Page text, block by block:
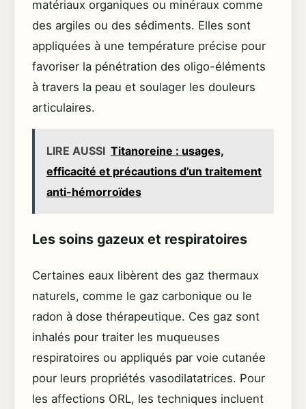
matériaux organiques ou minéraux comme
des argiles ou des sédiments. Elles sont
appliquées à une température précise pour
favoriser la pénétration des oligo-éléments
à travers la peau et soulager les douleurs
articulaires.
LIRE AUSSI Titanoreine : usages,
efficacité et précautions d’un traitement
anti-hémorroïdes
Les soins gazeux et respiratoires
Certaines eaux libèrent des gaz thermaux
naturels, comme le gaz carbonique ou le
radon à dose thérapeutique. Ces gaz sont
inhalés pour traiter les muqueuses
respiratoires ou appliqués par voie cutanée
pour leurs propriétés vasodilatatrices. Pour
les affections ORL, les techniques incluent